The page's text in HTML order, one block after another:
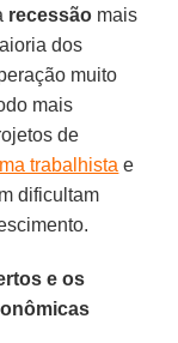
recessão mais
dos
muito
mais
de
trabalhista e
dificultam
e os